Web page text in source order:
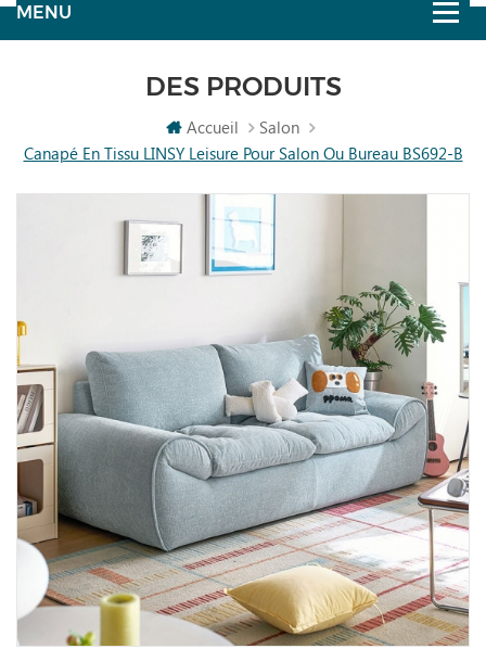
DES PRODUITS
Accueil
Salon
Canapé En Tissu LINSY Leisure Pour Salon Ou Bureau BS692-B